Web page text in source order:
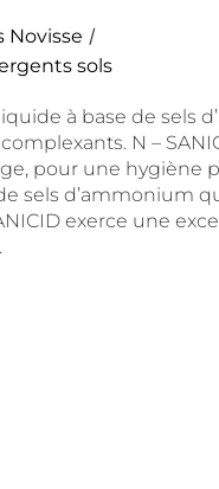
Novisse /
sols
à base de sels
N –
pour une hygiène
sels d’ammonium
exerce une